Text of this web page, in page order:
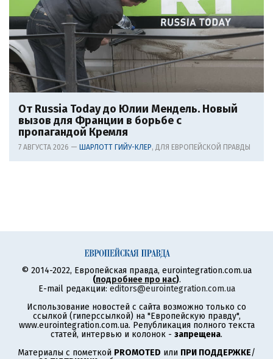
От Russia Today до Юлии Мендель. Новый
вызов для Франции в борьбе с
пропагандой Кремля
7 АВГУСТА 2026 — ШАРЛОТТ ГИЙУ-КЛЕР, ДЛЯ ЕВРОПЕЙСКОЙ ПРАВДЫ
© 2014-2022, Европейская правда, eurointegration.com.ua
(подробнее про нас).
E-mail редакции: editors@eurointegration.com.ua
Использование новостей с сайта возможно только со
ссылкой (гиперссылкой) на "Европейскую правду",
www.eurointegration.com.ua. Републикация полного текста
статей, интервью и колонок - запрещена.
Материалы с пометкой PROMOTED или ПРИ ПОДДЕРЖКЕ/